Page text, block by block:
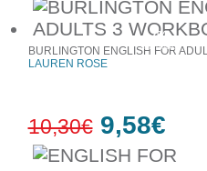
7%
έκπτωση
BURLINGTON ENGLISH FOR
LAUREN ROSE
10,30€ 9,58€